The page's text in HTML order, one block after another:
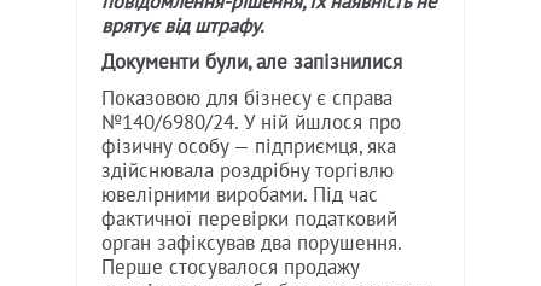
врятує від штрафу.
Документи були, але запізнилися
Показовою для бізнесу є справа
№140/6980/24. У ній йшлося про
фізичну особу — підприємця, яка
здійснювала роздрібну торгівлю
ювелірними виробами. Під час
фактичної перевірки податковий
орган зафіксував два порушення.
Перше стосувалося продажу